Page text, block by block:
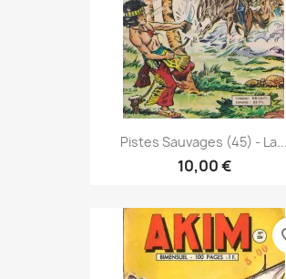
Pistes Sauvages (45) - La...
10,00 €